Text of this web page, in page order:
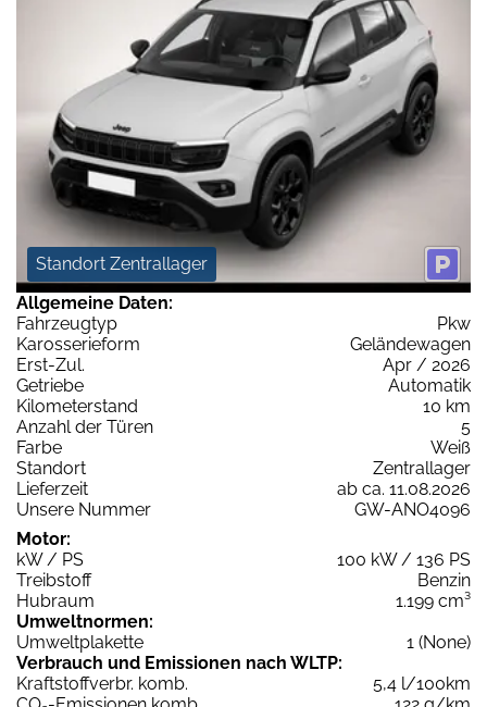
Standort Zentrallager
Allgemeine Daten:
Fahrzeugtyp
Pkw
Karosserieform
Geländewagen
Erst-Zul.
Apr / 2026
Getriebe
Automatik
Kilometerstand
10 km
Anzahl der Türen
5
Farbe
Weiß
Standort
Zentrallager
Lieferzeit
ab ca. 11.08.2026
Unsere Nummer
GW-ANO4096
Motor:
kW / PS
100 kW / 136 PS
Treibstoff
Benzin
Hubraum
1.199 cm³
Umweltnormen:
Umweltplakette
1 (None)
Verbrauch und Emissionen nach WLTP:
Kraftstoffverbr. komb.
5,4 l/100km